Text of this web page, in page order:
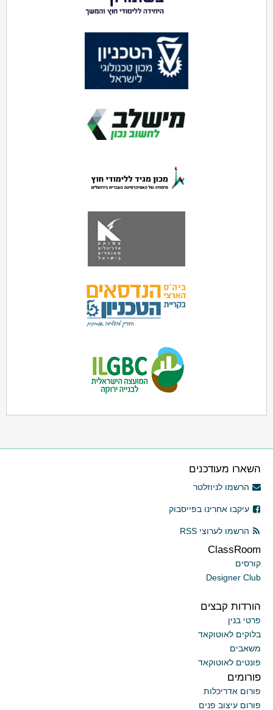
השארו מעודכנים
הרשמו לניוזלטר
עיקבו אחרינו בפייסבוק
הרשמו לערוצי RSS
ClassRoom
קורסים
Designer Club
הורדות קבצים
פרטי בנין
בלוקים לאוטוקאד
משאבים
פונטים לאוטוקאד
פורומים
פורום אדריכלות
פורום עיצוב פנים